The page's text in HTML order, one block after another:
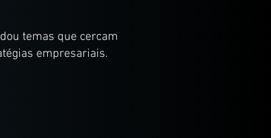
temas que cercam
empresariais.